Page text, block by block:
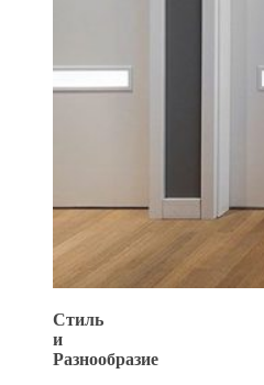
Стиль
и
Разнообразие